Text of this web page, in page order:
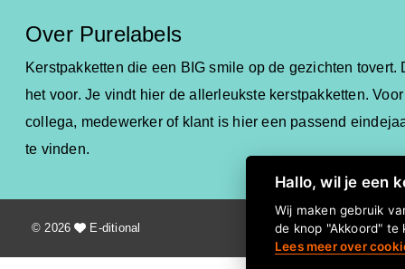
Over Purelabels
Kerstpakketten die een BIG smile op de gezichten tovert.
het voor. Je vindt hier de allerleukste kerstpakketten.
collega, medewerker of klant is hier een passend
te vinden.
© 2026 E-ditional
Hallo, wil je een
Wij maken gebruik
de knop "Akkoord"
Lees meer over